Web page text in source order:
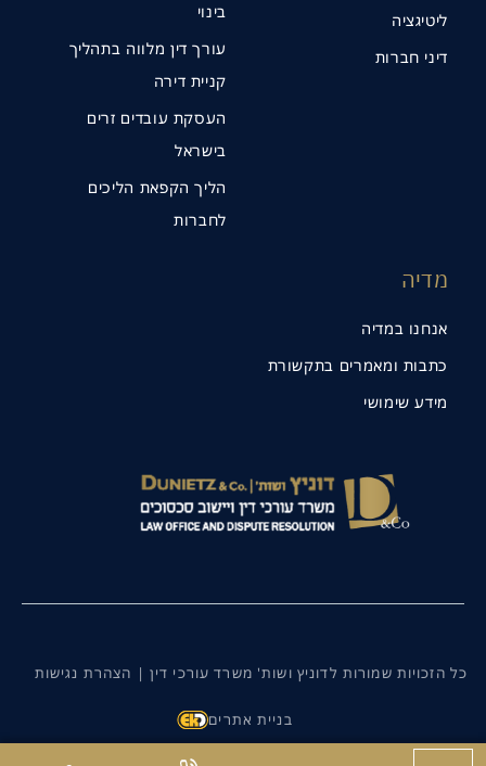
ליטיגציה
דיני חברות
בינוי
עורך דין מלווה בתהליך
קניית דירה
העסקת עובדים זרים
בישראל
הליך הקפאת הליכים
לחברות
מדיה
אנחנו במדיה
כתבות ומאמרים בתקשורת
מידע שימושי
כל הזכויות שמורות לדוניץ ושות' משרד עורכי דין | הצהרת נגישות
בניית אתרים